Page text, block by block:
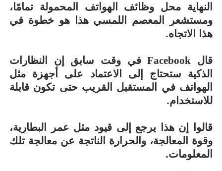
النهاية محل وظائف الهواتف المحمولة تمامًا،
ومستشعر المعصم اللمسي هذا هو خطوة في
هذا الاتجاه.
قال Facebook في وقت سابق إن النظارات
الذكية ستحتاج إلى الاعتماد على أجهزة مثل
الهواتف في المستقبل القريب حتى تكون قابلة
للاستخدام.
قالوا إن هذا يرجع إلى قيود مثل عمر البطارية،
وقوة المعالجة، والحرارة الناتجة عن معالجة تلك
المعلومات.